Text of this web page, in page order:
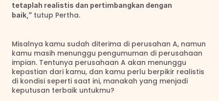
tetaplah realistis dan pertimbangkan dengan
baik,” tutup Pertha.
Misalnya kamu sudah diterima di perusahan A, namun
kamu masih menunggu pengumuman di perusahaan
impian. Tentunya perusahaan A akan menunggu
kepastian dari kamu, dan kamu perlu berpikir realistis
di kondisi seperti saat ini, manakah yang menjadi
keputusan terbaik untukmu?